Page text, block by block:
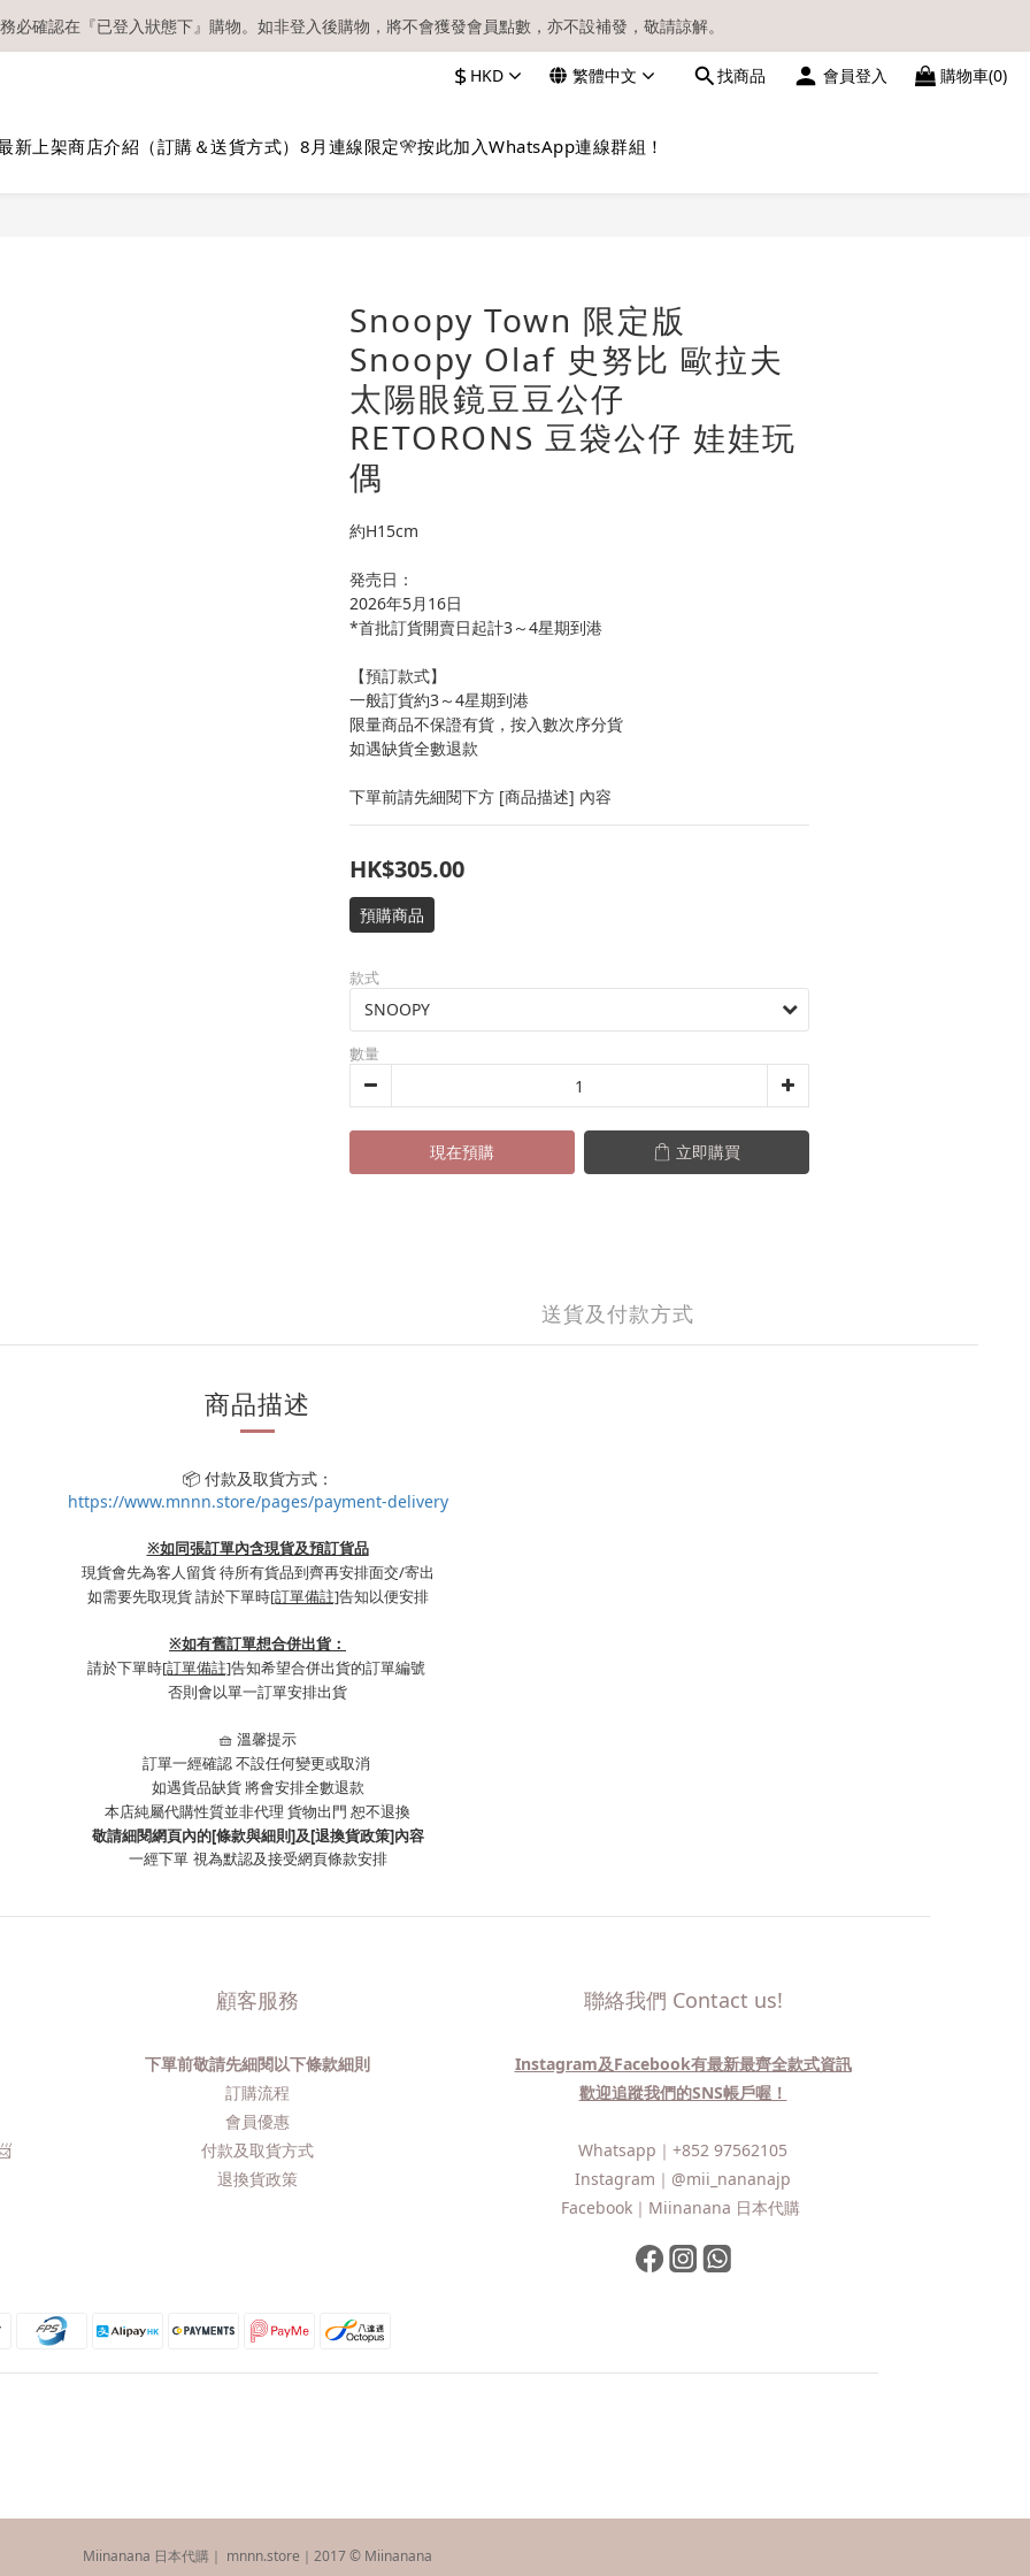
【現貨區】內款式均為在港現貨，現貨區以外的所有貨品都需要訂貨喔！
必確認在『已登入狀態下』購物。如非登入後購物，將不會獲發會員點數，亦不設補發，敬請諒解。
豐快遞／本地及國際郵遞寄出後，本店只會以電郵通知出貨，下單後敬請留意電郵信箱。
$ HKD 繁體中文 找商品 會員登入 購物車(0)
新上架商店介紹（訂購＆送貨方式） 8月連線限定🎌按此加入WhatsApp連線群組！
Snoopy Town 限定版
Snoopy Olaf 史努比 歐拉夫
太陽眼鏡豆豆公仔
RETORONS 豆袋公仔 娃娃玩
偶
約H15cm
発売日：
2026年5月16日
*首批訂貨開賣日起計3～4星期到港
【預訂款式】
一般訂貨約3～4星期到港
限量商品不保證有貨，按入數次序分貨
如遇缺貨全數退款
下單前請先細閱下方 [商品描述] 內容
HK$305.00
預購商品
款式
數量
現在預購 立即購買
送貨及付款方式
商品描述
📦 付款及取貨方式：
https://www.mnnn.store/pages/payment-delivery
※如同張訂單內含現貨及預訂貨品
現貨會先為客人留貨 待所有貨品到齊再安排面交/寄出
如需要先取現貨 請於下單時[訂單備註]告知以便安排
※如有舊訂單想合併出貨：
請於下單時[訂單備註]告知希望合併出貨的訂單編號
否則會以單一訂單安排出貨
🧺 溫馨提示
訂單一經確認 不設任何變更或取消
如遇貨品缺貨 將會安排全數退款
本店純屬代購性質並非代理 貨物出門 恕不退換
敬請細閱網頁內的[條款與細則]及[退換貨政策]內容
一經下單 視為默認及接受網頁條款安排
顧客服務
下單前敬請先細閱以下條款細則
訂購流程​
會員優惠
付款及取貨方式
退換貨政策
聯絡我們 Contact us!
Instagram及Facebook有最新最齊全款式資訊
歡迎追蹤我們的SNS帳戶喔！
Whatsapp｜ +852 97562105
Instagram｜ @mii_nananajp
Facebook｜ Miinanana 日本代購
Miinanana 日本代購｜ mnnn.store｜2017 © Miinanana